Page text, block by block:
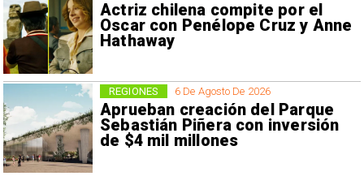
Actriz chilena compite por el
Oscar con Penélope Cruz y Anne
Hathaway
6 De Agosto De 2026
Aprueban creación del Parque
Sebastián Piñera con inversión
de $4 mil millones
REGIONES